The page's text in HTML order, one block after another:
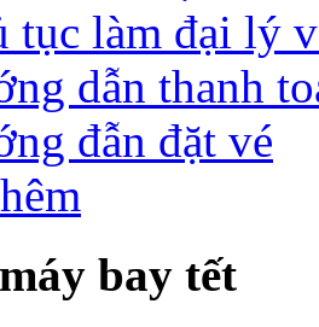
tục làm đại lý
dẫn thanh
đẫn đặt vé
bay tết